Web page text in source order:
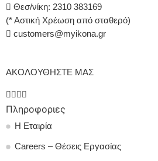
Θεσ/νίκη: 2310 383169
(* Αστική Χρέωση από σταθερό)
customers@myikona.gr
ΑΚΟΛΟΥΘΗΣΤΕ ΜΑΣ
Πληροφοριες
Η Εταιρία
Careers – Θέσεις Εργασίας